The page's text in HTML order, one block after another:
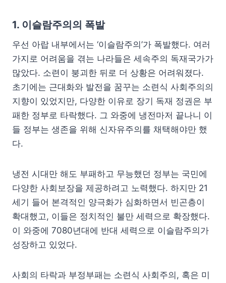
1. 이슬람주의의 폭발
우선 아랍 내부에서는 ‘이슬람주의’가 폭발했다. 여러
가지로 어려움을 겪는 나라들은 세속주의 독재국가가
많았다. 소련이 붕괴한 뒤로 더 상황은 어려워졌다.
초기에는 근대화와 발전을 꿈꾸는 소련식 사회주의의
지향이 있었지만, 다양한 이유로 장기 독재 정권은 부
패한 정부로 타락했다. 그 와중에 냉전마저 끝나니 이
들 정부는 생존을 위해 신자유주의를 채택해야만 했
다.
냉전 시대만 해도 부패하고 무능했던 정부는 국민에
다양한 사회보장을 제공하려고 노력했다. 하지만 21
세기 들어 본격적인 양극화가 심화하면서 빈곤층이
확대했고, 이들은 정치적인 불만 세력으로 확장했다.
이 와중에 7080년대에 반대 세력으로 이슬람주의가
성장하고 있었다.
사회의 타락과 부정부패는 소련식 사회주의, 혹은 미